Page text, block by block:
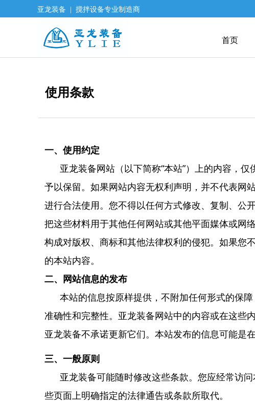
首页
亚龙装备 | 搅拌设备专业制造商
使用条款
一、使用约定
亚龙装备网站（以下简称“本站”）上的内容，仅
予以保留。如果网站内容无权利声明，并不代表网
进行合法使用。您不得以任何方式修改、复制、公
把这些材料用于其他任何网站或其他平面媒体或网
构成对版权、商标和其他法律权利的侵犯。如果您
的本站内容。
二、网站信息的发布
本站的信息按原样提供，不附加任何形式的保障
准确性和完整性。亚龙装备网站中的内容或在这些
亚龙装备不承诺更新它们。本站发布的信息可能是
三、一般原则
亚龙装备可能随时修改这些条款。您应经常访问
些页面上明确指定的法律通告或条款所取代。